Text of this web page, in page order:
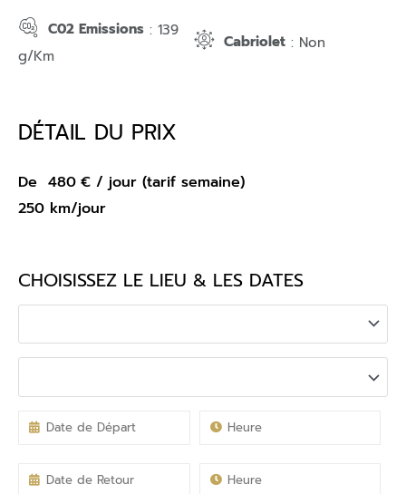
C02 Emissions : 139
g/Km
Cabriolet : Non
DÉTAIL DU PRIX
De 480 € / jour (tarif semaine)
250 km/jour
CHOISISSEZ LE LIEU & LES DATES